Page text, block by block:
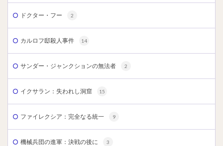
ドクター・フー 2
カルロフ邸殺人事件 14
サンダー・ジャンクションの無法者 2
イクサラン：失われし洞窟 15
ファイレクシア：完全なる統一 9
機械兵団の進軍：決戦の後に 3